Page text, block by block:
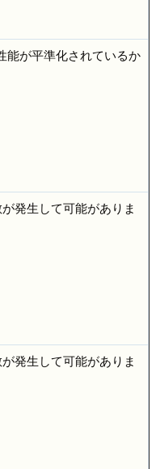
能が平準化されているか
発生して可能がありま
発生して可能がありま